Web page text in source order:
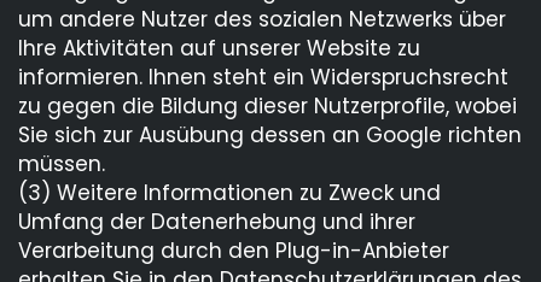
um andere Nutzer des sozialen Netzwerks über
Ihre Aktivitäten auf unserer Website zu
informieren. Ihnen steht ein Widerspruchsrecht
zu gegen die Bildung dieser Nutzerprofile, wobei
Sie sich zur Ausübung dessen an Google richten
müssen.
(3) Weitere Informationen zu Zweck und
Umfang der Datenerhebung und ihrer
Verarbeitung durch den Plug-in-Anbieter